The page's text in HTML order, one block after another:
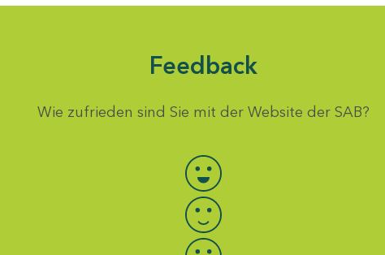
Feedback
Wie zufrieden sind Sie mit der Website der SAB?
Bewertung auswählen